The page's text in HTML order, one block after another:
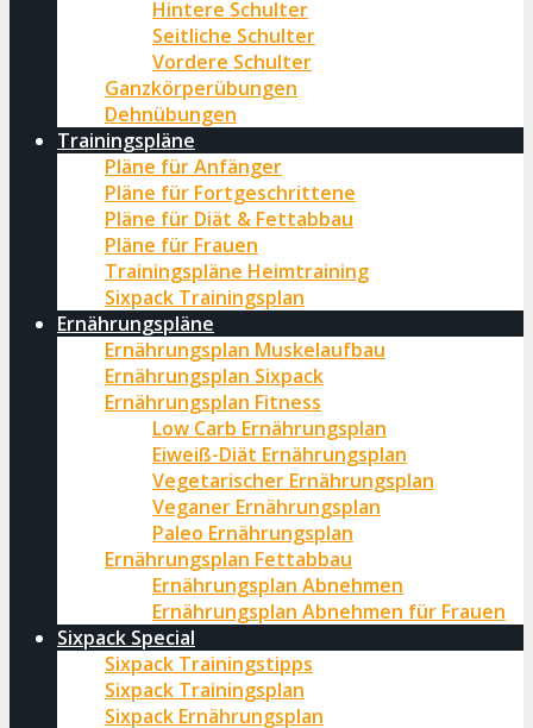
Hintere Schulter
Seitliche Schulter
Vordere Schulter
Ganzkörperübungen
Dehnübungen
Trainingspläne
Pläne für Anfänger
Pläne für Fortgeschrittene
Pläne für Diät & Fettabbau
Pläne für Frauen
Trainingspläne Heimtraining
Sixpack Trainingsplan
Ernährungspläne
Ernährungsplan Muskelaufbau
Ernährungsplan Sixpack
Ernährungsplan Fitness
Low Carb Ernährungsplan
Eiweiß-Diät Ernährungsplan
Vegetarischer Ernährungsplan
Veganer Ernährungsplan
Paleo Ernährungsplan
Ernährungsplan Fettabbau
Ernährungsplan Abnehmen
Ernährungsplan Abnehmen für Frauen
Sixpack Special
Sixpack Trainingstipps
Sixpack Trainingsplan
Sixpack Ernährungsplan